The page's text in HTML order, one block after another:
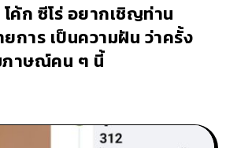
ค้ก ซีโร่ อยากเชิญท่าน
การ เป็นความฝัน ว่าครั้ง
ภาษณ์คน ๆ นี้